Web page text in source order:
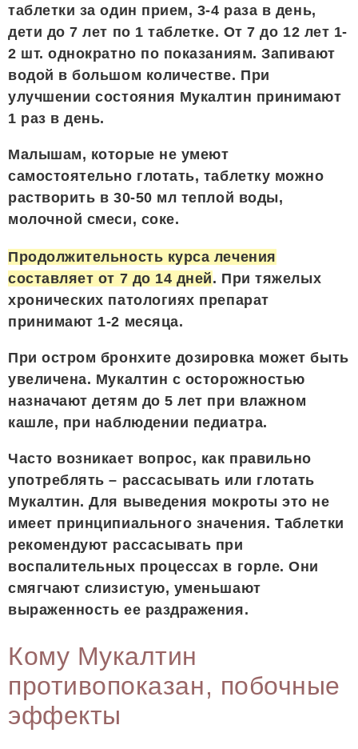
таблетки за один прием, 3-4 раза в день,
дети до 7 лет по 1 таблетке. От 7 до 12 лет 1-
2 шт. однократно по показаниям. Запивают
водой в большом количестве. При
улучшении состояния Мукалтин принимают
1 раз в день.
Малышам, которые не умеют
самостоятельно глотать, таблетку можно
растворить в 30-50 мл теплой воды,
молочной смеси, соке.
Продолжительность курса лечения
составляет от 7 до 14 дней. При тяжелых
хронических патологиях препарат
принимают 1-2 месяца.
При остром бронхите дозировка может быть
увеличена. Мукалтин с осторожностью
назначают детям до 5 лет при влажном
кашле, при наблюдении педиатра.
Часто возникает вопрос, как правильно
употреблять – рассасывать или глотать
Мукалтин. Для выведения мокроты это не
имеет принципиального значения. Таблетки
рекомендуют рассасывать при
воспалительных процессах в горле. Они
смягчают слизистую, уменьшают
выраженность ее раздражения.
Кому Мукалтин
противопоказан, побочные
эффекты